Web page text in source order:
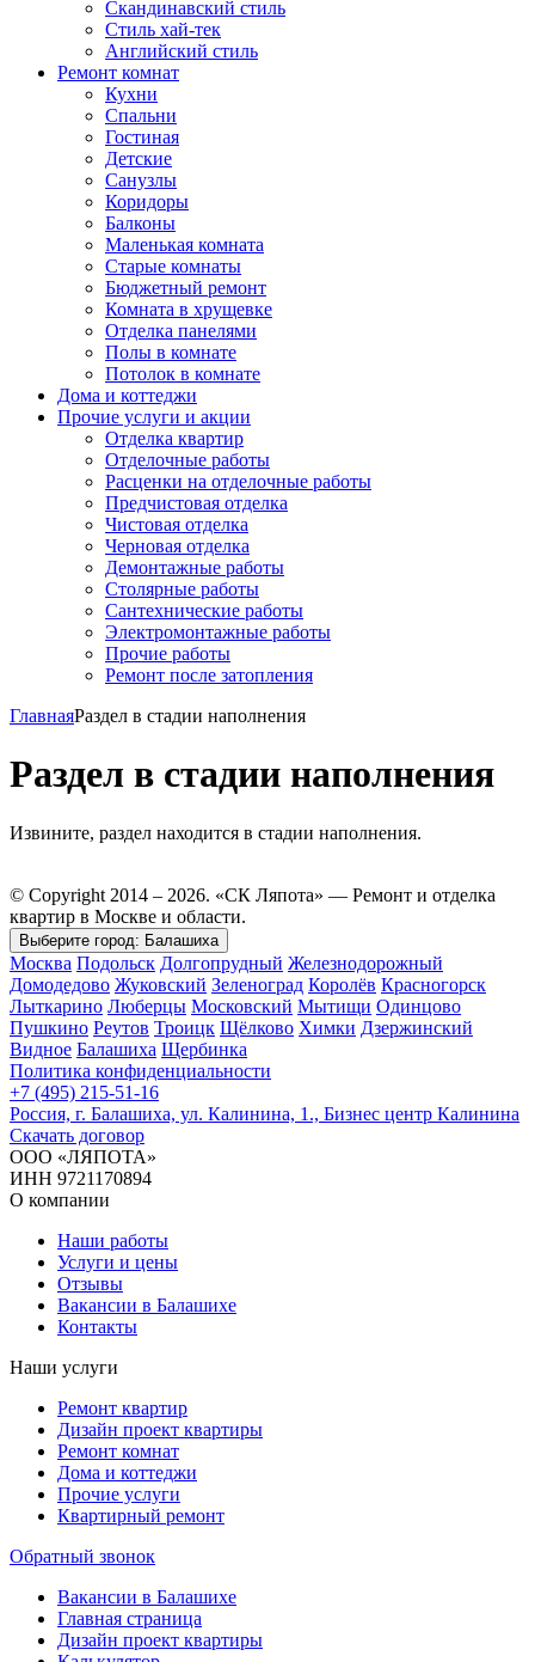
Скандинавский стиль
Стиль хай-тек
Английский стиль
Ремонт комнат
Кухни
Спальни
Гостиная
Детские
Санузлы
Коридоры
Балконы
Маленькая комната
Старые комнаты
Бюджетный ремонт
Комната в хрущевке
Отделка панелями
Полы в комнате
Потолок в комнате
Дома и коттеджи
Прочие услуги и акции
Отделка квартир
Отделочные работы
Расценки на отделочные работы
Предчистовая отделка
Чистовая отделка
Черновая отделка
Демонтажные работы
Столярные работы
Сантехнические работы
Электромонтажные работы
Прочие работы
Ремонт после затопления
ГлавнаяРаздел в стадии наполнения
Раздел в стадии наполнения
Извините, раздел находится в стадии наполнения.
© Copyright 2014 – 2026. «СК Ляпота» — Ремонт и отделка
квартир в Москве и области.
Выберите город: Балашиха
Москва Подольск Долгопрудный Железнодорожный
Домодедово Жуковский Зеленоград Королёв Красногорск
Лыткарино Люберцы Московский Мытищи Одинцово
Пушкино Реутов Троицк Щёлково Химки Дзержинский
Видное Балашиха Щербинка
Политика конфиденциальности
+7 (495) 215-51-16
Россия, г. Балашиха, ул. Калинина, 1., Бизнес центр Калинина
Скачать договор
ООО «ЛЯПОТА»
ИНН 9721170894
О компании
Наши работы
Услуги и цены
Отзывы
Вакансии в Балашихе
Контакты
Наши услуги
Ремонт квартир
Дизайн проект квартиры
Ремонт комнат
Дома и коттеджи
Прочие услуги
Квартирный ремонт
Обратный звонок
Вакансии в Балашихе
Главная страница
Дизайн проект квартиры